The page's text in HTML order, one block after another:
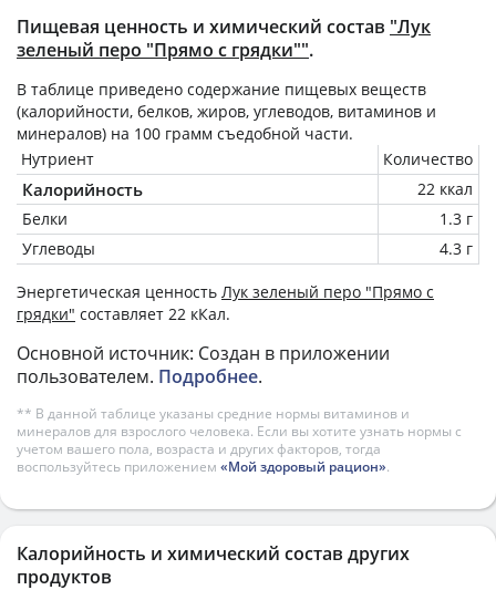
Пищевая ценность и химический состав "Лук
зеленый перо "Прямо с грядки"".
В таблице приведено содержание пищевых веществ
(калорийности, белков, жиров, углеводов, витаминов и
минералов) на 100 грамм съедобной части.
Нутриент
Количество
Калорийность
22 ккал
Белки
1.3 г
Углеводы
4.3 г
Энергетическая ценность Лук зеленый перо "Прямо с
грядки" составляет 22 кКал.
Основной источник: Создан в приложении
пользователем. Подробнее.
** В данной таблице указаны средние нормы витаминов и
минералов для взрослого человека. Если вы хотите узнать нормы с
учетом вашего пола, возраста и других факторов, тогда
воспользуйтесь приложением «Мой здоровый рацион».
Калорийность и химический состав других
продуктов